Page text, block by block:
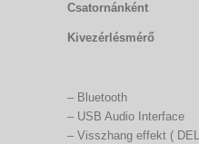
Csatornánként
Kivezérlésmérő
– Bluetooth
– USB Audio Interface
– Visszhang effekt (